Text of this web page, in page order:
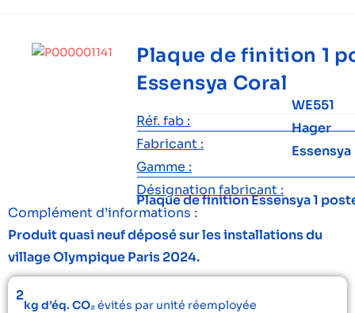
Plaque de finition 1
Essensya Coral
Réf. fab :
WE551
Fabricant :
Hager
Gamme :
Essensya
Désignation fabricant :
Plaque de finition Essensya 1
Complément d’informations :
Produit quasi neuf déposé sur les installations du
village Olympique Paris 2024.
2
kg d’éq. CO₂évités par unité réemployée